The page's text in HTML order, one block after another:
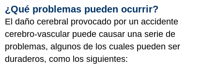
¿Qué problemas pueden ocurrir?
El daño cerebral provocado por un accidente
cerebro-vascular puede causar una serie de
problemas, algunos de los cuales pueden ser
duraderos, como los siguientes: